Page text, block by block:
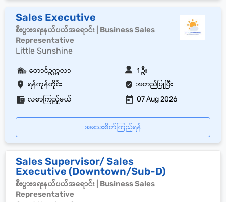
Sales Executive
စီးပွားရေးနယ်ပယ်အရောင်း | Business Sales
Representative
Little Sunshine
ရန်ကုန်တိုင်း အတည်ပြုပြီး
တောင်ဥက္ကလာ 1 ဦး
လစာကြည့်မယ် 07 Aug 2026
အသေးစိတ်ကြည့်ရန်
Sales Supervisor/ Sales
Executive (Downtown/Sub-D)
စီးပွားရေးနယ်ပယ်အရောင်း | Business Sales
Representative